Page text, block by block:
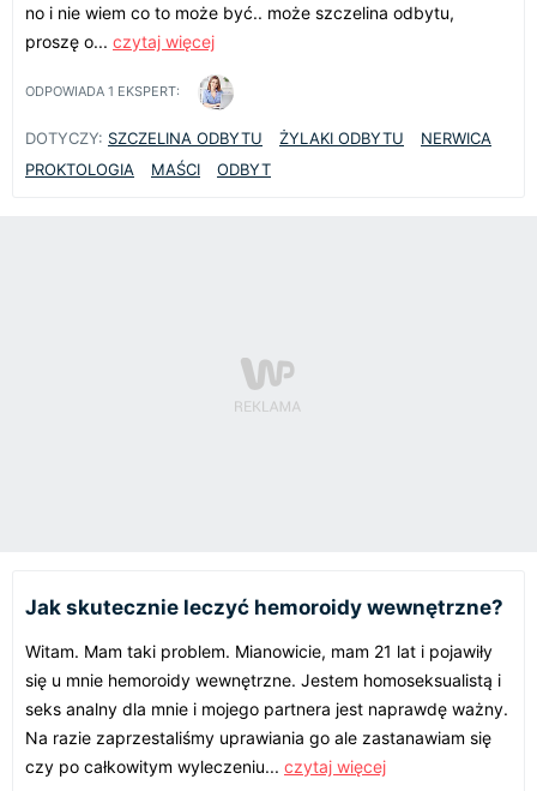
no i nie wiem co to może być.. może szczelina odbytu,
proszę o... czytaj więcej
ODPOWIADA 1 EKSPERT:
DOTYCZY: SZCZELINA ODBYTU ŻYLAKI ODBYTU
NERWICA
PROKTOLOGIA
MAŚCI ODBYT
Jak skutecznie leczyć hemoroidy wewnętrzne?
Witam. Mam taki problem. Mianowicie, mam 21 lat i pojawiły
się u mnie hemoroidy wewnętrzne. Jestem homoseksualistą i
seks analny dla mnie i mojego partnera jest naprawdę ważny.
Na razie zaprzestaliśmy uprawiania go ale zastanawiam się
czy po całkowitym wyleczeniu... czytaj więcej